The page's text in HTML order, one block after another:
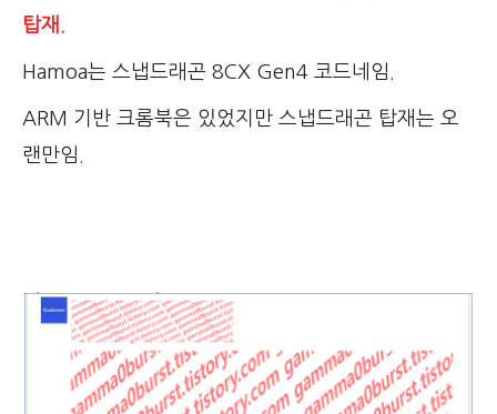
탑재.
Hamoa는 스냅드래곤 8CX Gen4 코드네임.
ARM 기반 크롬북은 있었지만 스냅드래곤 탑재는 오
랜만임.